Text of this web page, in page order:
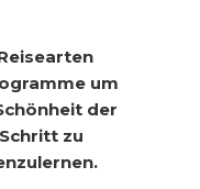
um
der
zu